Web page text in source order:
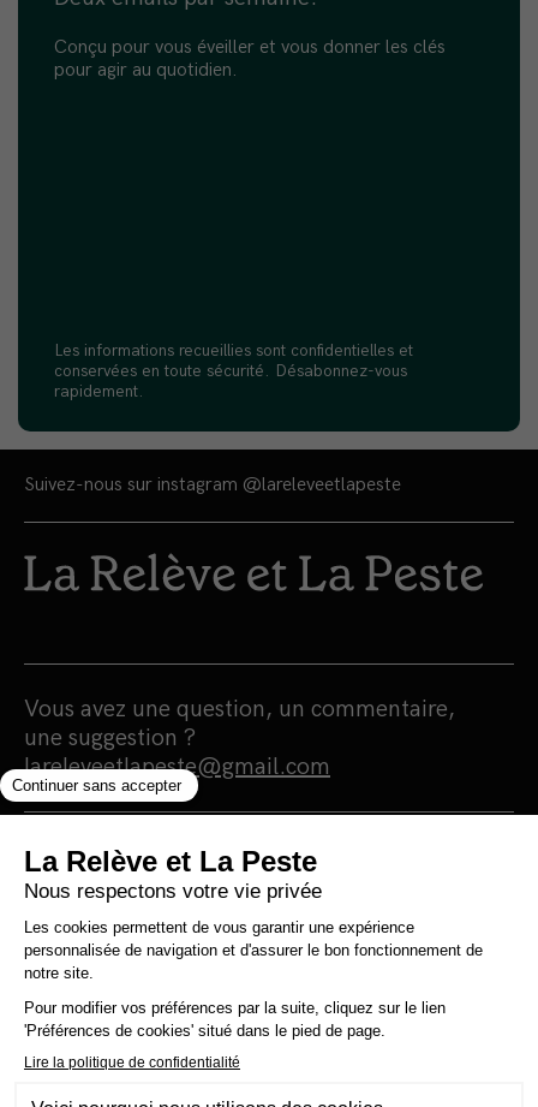
Conçu pour vous éveiller et vous donner les clés
pour agir au quotidien.
Les informations recueillies sont confidentielles et
conservées en toute sécurité. Désabonnez-vous
rapidement.
Suivez-nous sur instagram @lareleveetlapeste
Vous avez une question, un commentaire,
une suggestion ?
lareleveetlapeste@gmail.com
Nous sommes une maison d'édition et un
média 100% indépendants qui
s'autofinancent en totale autonomie.
Notre portée est humaniste, écologiste et
surtout antiraciste. Nous nous finançons
grâce à la vente de nos livres. Notre
politique est simple : 0 pub, 0 investisseur et
0 prêt bancaire pour une information 100%